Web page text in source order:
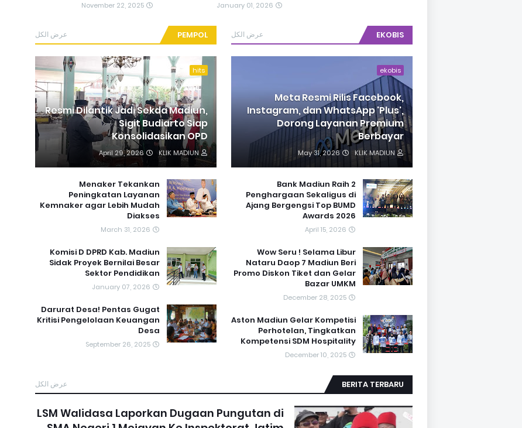
January 01, 2026
November 22, 2025
PEMPOL عرض الكل
hits
Resmi Dilantik Jadi Sekda Madiun,
Sigit Budiarto Siap
Konsolidasikan OPD
KLIK MADIUN
April 29, 2026
Menaker Tekankan
Peningkatan Layanan
Kemnaker agar Lebih Mudah
Diakses
March 31, 2026
Komisi D DPRD Kab. Madiun
Sidak Proyek Bernilai Besar
Sektor Pendidikan
January 07, 2026
Darurat Desa! Pentas Gugat
Kritisi Pengelolaan Keuangan
Desa
September 26, 2025
EKOBIS عرض الكل
ekobis
Meta Resmi Rilis Facebook,
Instagram, dan WhatsApp 'Plus',
Dorong Layanan Premium
Berbayar
KLIK MADIUN
May 31, 2026
Bank Madiun Raih 2
Penghargaan Sekaligus di
Ajang Bergengsi Top BUMD
Awards 2026
April 15, 2026
Wow Seru ! Selama Libur
Nataru Daop 7 Madiun Beri
Promo Diskon Tiket dan Gelar
Bazar UMKM
December 28, 2025
Aston Madiun Gelar Kompetisi
Perhotelan, Tingkatkan
Kompetensi SDM Hospitality
December 10, 2025
BERITA TERBARU عرض الكل
LSM Walidasa Laporkan Dugaan Pungutan di